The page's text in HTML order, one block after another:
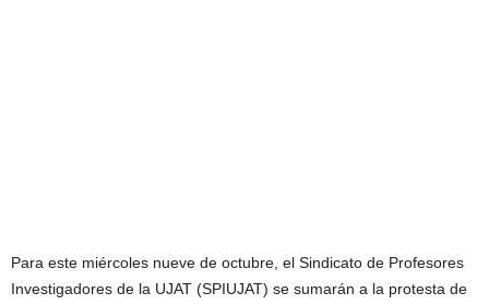
Para este miércoles nueve de octubre, el Sindicato de Profesores
Investigadores de la UJAT (SPIUJAT) se sumarán a la protesta de